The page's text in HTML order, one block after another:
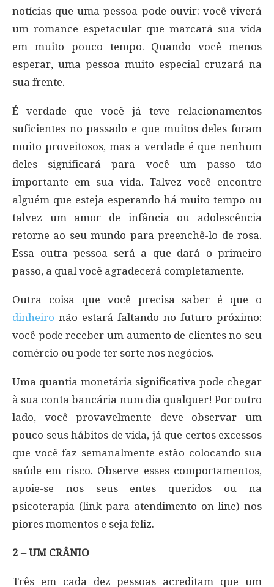
notícias que uma pessoa pode ouvir: você viverá
um romance espetacular que marcará sua vida
em muito pouco tempo. Quando você menos
esperar, uma pessoa muito especial cruzará na
sua frente.
É verdade que você já teve relacionamentos
suficientes no passado e que muitos deles foram
muito proveitosos, mas a verdade é que nenhum
deles significará para você um passo tão
importante em sua vida. Talvez você encontre
alguém que esteja esperando há muito tempo ou
talvez um amor de infância ou adolescência
retorne ao seu mundo para preenchê-lo de rosa.
Essa outra pessoa será a que dará o primeiro
passo, a qual você agradecerá completamente.
Outra coisa que você precisa saber é que o
dinheiro não estará faltando no futuro próximo:
você pode receber um aumento de clientes no seu
comércio ou pode ter sorte nos negócios.
Uma quantia monetária significativa pode chegar
à sua conta bancária num dia qualquer! Por outro
lado, você provavelmente deve observar um
pouco seus hábitos de vida, já que certos excessos
que você faz semanalmente estão colocando sua
saúde em risco. Observe esses comportamentos,
apoie-se nos seus entes queridos ou na
psicoterapia (link para atendimento on-line) nos
piores momentos e seja feliz.
2 – UM CRÂNIO
Três em cada dez pessoas acreditam que um